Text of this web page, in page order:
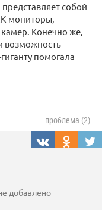
собой
мониторы,
Конечно же,
возможность
помогала
проблема (2)
добавлено